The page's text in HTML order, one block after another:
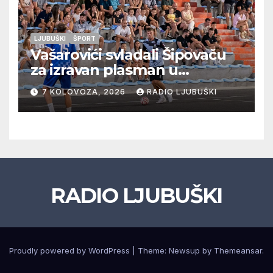
LJUBUŠKI ŠPORT
Vašarovići svladali Šipovaču
za izravan plasman u
četvrtfinale, Grab izborio
prolazak dalje, Klobuk ispao,
večeras počinje četvrtfinale
7 KOLOVOZA, 2026 RADIO LJUBUŠKI
RADIO LJUBUŠKI
Proudly powered by WordPress Theme: Newsup by Themeansar.